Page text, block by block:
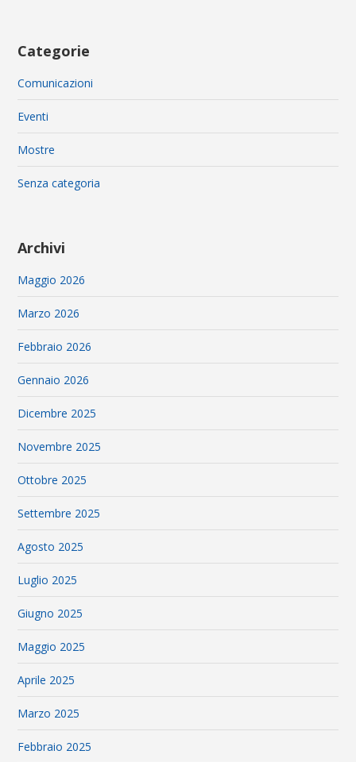
Categorie
Comunicazioni
Eventi
Mostre
Senza categoria
Archivi
Maggio 2026
Marzo 2026
Febbraio 2026
Gennaio 2026
Dicembre 2025
Novembre 2025
Ottobre 2025
Settembre 2025
Agosto 2025
Luglio 2025
Giugno 2025
Maggio 2025
Aprile 2025
Marzo 2025
Febbraio 2025